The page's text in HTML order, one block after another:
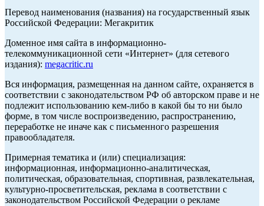
Перевод наименования (названия) на государственный язык
Российской Федерации: Мегакритик
Доменное имя сайта в информационно-
телекоммуникационной сети «Интернет» (для сетевого
издания): megacritic.ru
Вся информация, размещенная на данном сайте, охраняется в
соответствии с законодательством РФ об авторском праве и не
подлежит использованию кем-либо в какой бы то ни было
форме, в том числе воспроизведению, распространению,
переработке не иначе как с письменного разрешения
правообладателя.
Примерная тематика и (или) специализация:
информационная, информационно-аналитическая,
политическая, образовательная, спортивная, развлекательная,
культурно-просветительская, реклама в соответствии с
законодательством Российской Федерации о рекламе